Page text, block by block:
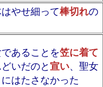
やせ細って棒切れの
あることを笠に着て
いだのと宣い、聖女
はたさなかった